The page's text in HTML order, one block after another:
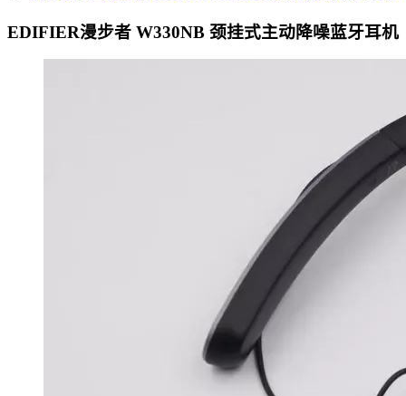
EDIFIER漫步者 W330NB 颈挂式主动降噪蓝牙耳机